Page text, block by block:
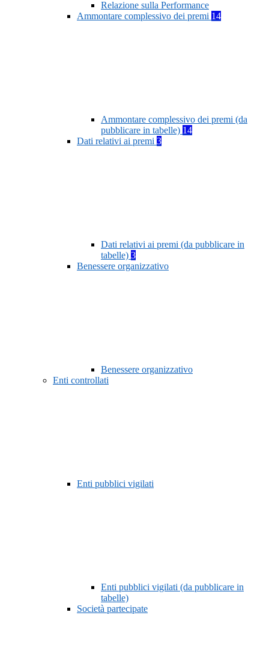
Relazione sulla Performance
Ammontare complessivo dei premi 14
Ammontare complessivo dei premi (da
pubblicare in tabelle) 14
Dati relativi ai premi 3
Dati relativi ai premi (da pubblicare in
tabelle) 3
Benessere organizzativo
Benessere organizzativo
Enti controllati
Enti pubblici vigilati
Enti pubblici vigilati (da pubblicare in
tabelle)
Società partecipate